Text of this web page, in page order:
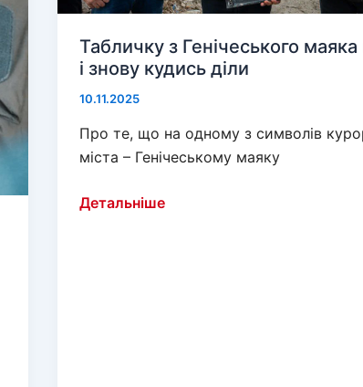
Табличку з Генічеського
і знову кудись діли
10.11.2025
Про те, що на одному з символів
міста – Генічеському маяку
Табличку
Детальніше